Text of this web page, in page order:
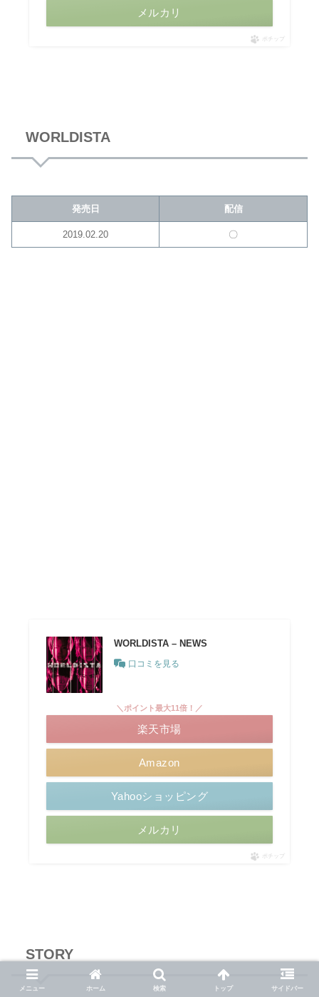
メルカリ
ポチップ
WORLDISTA
発売日 配信
2019.02.20 〇
WORLDISTA – NEWS
口コミを見る
Amazon
＼ポイント最大11倍！／
楽天市場
Yahooショッピング
メルカリ
ポチップ
STORY
メニュー ホーム 検索 トップ サイドバー